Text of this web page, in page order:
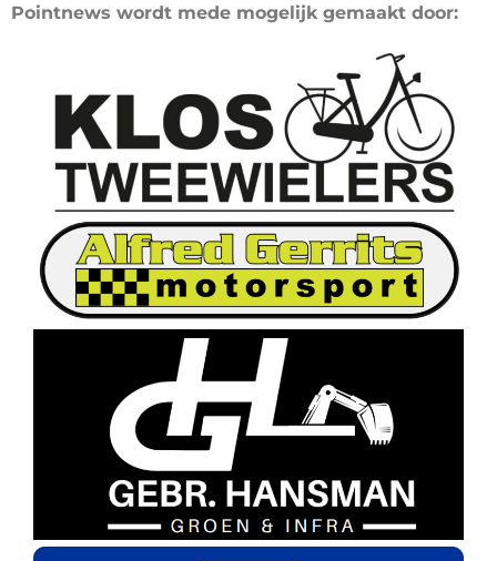
Pointnews wordt mede mogelijk gemaakt door: